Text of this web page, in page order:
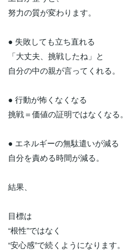
努力の質が変わります。
● 失敗しても立ち直れる
「大丈夫、挑戦したね」と
自分の中の親が言ってくれる。
● 行動が怖くなくなる
挑戦＝価値の証明ではなくなる。
● エネルギーの無駄遣いが減る
自分を責める時間が減る。
結果、
目標は
“根性”ではなく
“安心感”で続くようになります。